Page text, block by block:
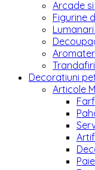
Arcade
Figurine
Decoratiuni
Articole